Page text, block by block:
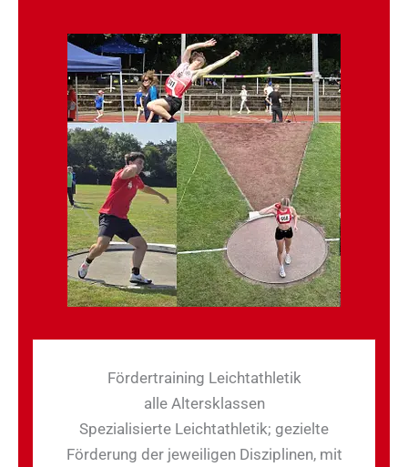
Fördertraining Leichtathletik
alle Altersklassen
Spezialisierte Leichtathletik; gezielte
Förderung der jeweiligen Disziplinen, mit